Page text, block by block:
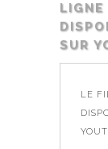
LIGNE
SUR
LE